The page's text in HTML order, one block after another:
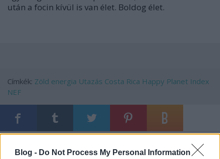
Blog - Do Not Process My Personal Information
után a focin kívül is van élet. Boldog élet.
Címkék: Zöld energia Utazás Costa Rica Happy Planet Index
NEF